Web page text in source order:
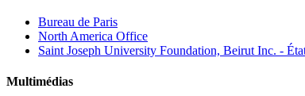
Bureau de Paris
North America Office
Saint Joseph University Foundation, Beirut Inc. -
Multimédias